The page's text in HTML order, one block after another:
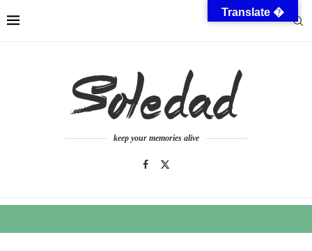
keep your memories alive
Translate �